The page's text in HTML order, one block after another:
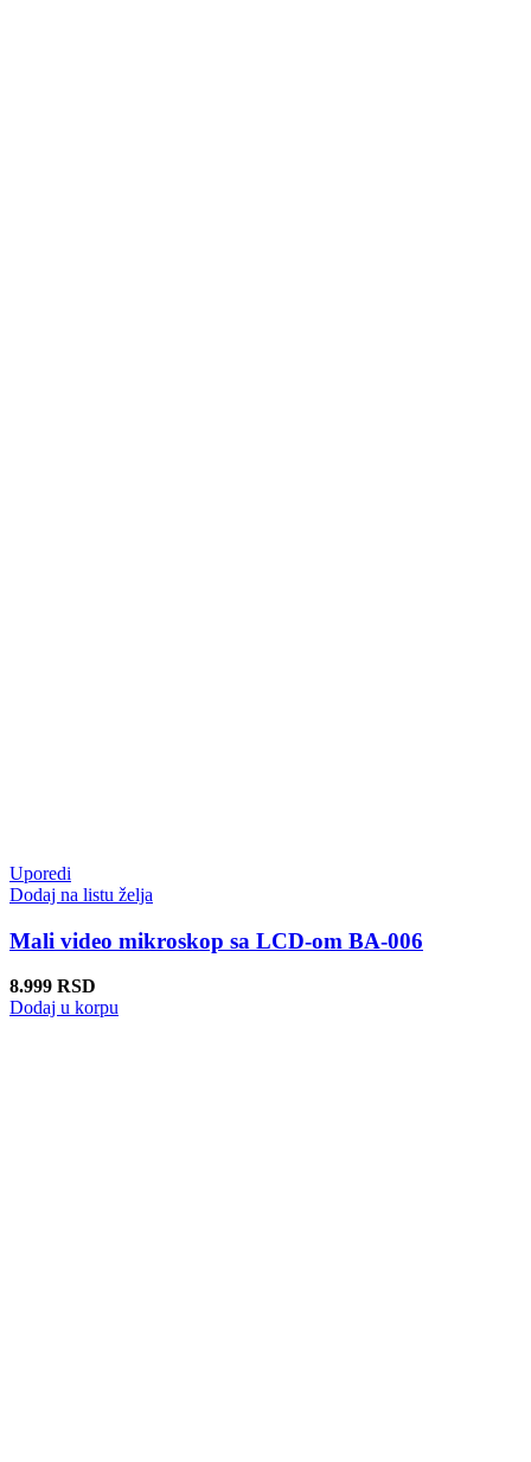
Uporedi
Dodaj na listu želja
Mali video mikroskop sa LCD-om BA-006
8.999 RSD
Dodaj u korpu